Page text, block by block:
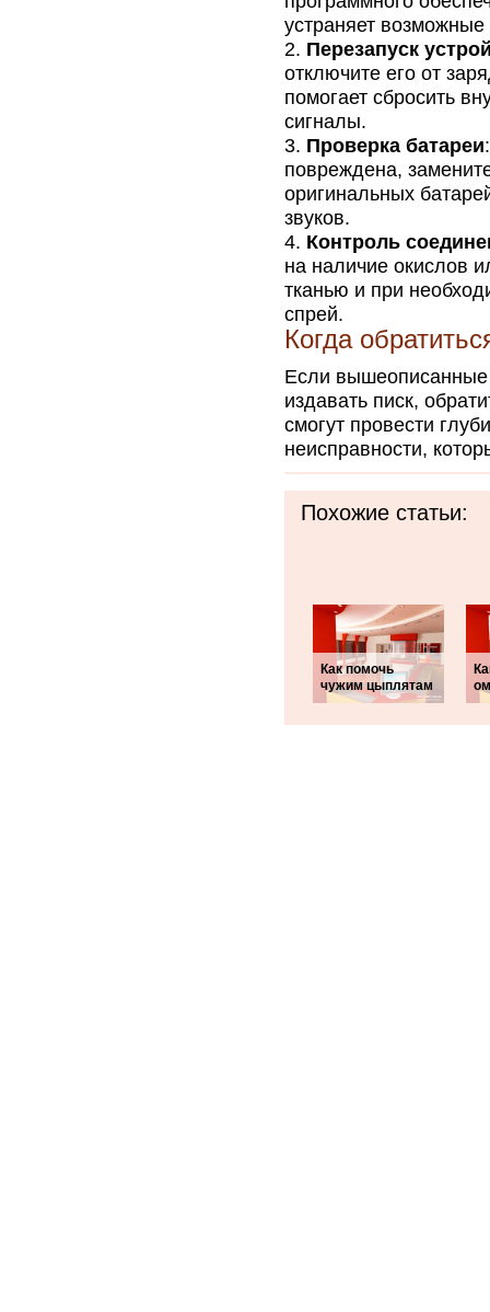
устраняет возможные
Перезапуск
отключите его от
помогает сбросить
сигналы.
Проверка батареи
повреждена,
оригинальных
звуков.
Контроль
на наличие окислов
тканью и при
спрей.
Когда
Если
издавать писк,
смогут провести
неисправности,
Похожие статьи:
Как помочь
чужим цыплятам